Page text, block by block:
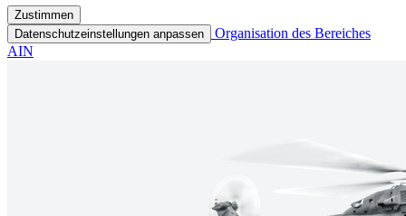
Zustimmen
Datenschutzeinstellungen anpassen
Organisation des Bereiches
AIN